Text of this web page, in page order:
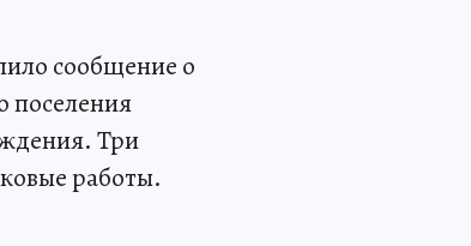
сообщение о
поселения
Три
работы.